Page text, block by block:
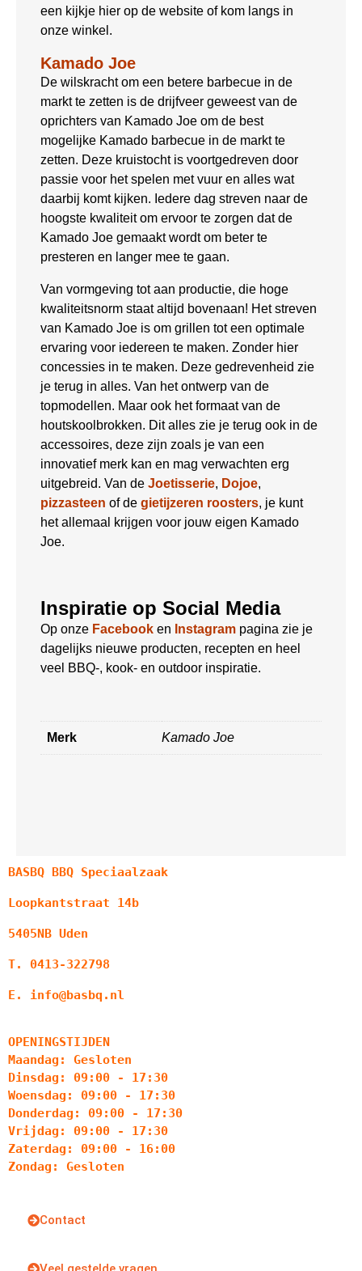
een kijkje hier op de website of kom langs in
onze winkel.
Kamado Joe
De wilskracht om een betere barbecue in de
markt te zetten is de drijfveer geweest van de
oprichters van Kamado Joe om de best
mogelijke Kamado barbecue in de markt te
zetten. Deze kruistocht is voortgedreven door
passie voor het spelen met vuur en alles wat
daarbij komt kijken. Iedere dag streven naar de
hoogste kwaliteit om ervoor te zorgen dat de
Kamado Joe gemaakt wordt om beter te
presteren en langer mee te gaan.
Van vormgeving tot aan productie, die hoge
kwaliteitsnorm staat altijd bovenaan! Het streven
van Kamado Joe is om grillen tot een optimale
ervaring voor iedereen te maken. Zonder hier
concessies in te maken. Deze gedrevenheid zie
je terug in alles. Van het ontwerp van de
topmodellen. Maar ook het formaat van de
houtskoolbrokken. Dit alles zie je terug ook in de
accessoires, deze zijn zoals je van een
innovatief merk kan en mag verwachten erg
uitgebreid. Van de Joetisserie, Dojoe,
pizzasteen of de gietijzeren roosters, je kunt
het allemaal krijgen voor jouw eigen Kamado
Joe.
Inspiratie op Social Media
Op onze Facebook en Instagram pagina zie je
dagelijks nieuwe producten, recepten en heel
veel BBQ-, kook- en outdoor inspiratie.
Merk Kamado Joe
BASBQ BBQ Speciaalzaak
Loopkantstraat 14b
5405NB Uden
T. 0413-322798
E. info@basbq.nl
OPENINGSTIJDEN
Maandag: Gesloten
Dinsdag: 09:00 - 17:30
Woensdag: 09:00 - 17:30
Donderdag: 09:00 - 17:30
Vrijdag: 09:00 - 17:30
Zaterdag: 09:00 - 16:00
Zondag: Gesloten
Contact